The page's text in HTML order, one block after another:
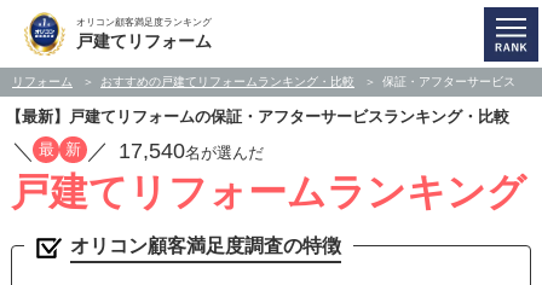
オリコン顧客満足度ランキング
戸建てリフォーム
リフォーム おすすめの戸建てリフォームランキング・比較 保証・アフターサービス
【最新】戸建てリフォームの保証・アフターサービスランキング・比較
／ 最 新 ／ 17,540名が選んだ
戸建てリフォームランキング
オリコン顧客満足度調査の特徴